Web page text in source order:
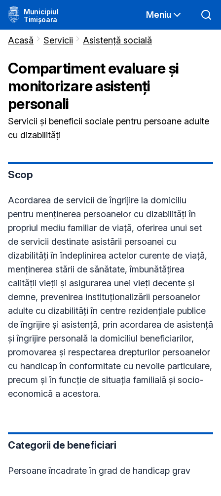
Municipiul
Timișoara
Meniu
Acasă Servicii Asistență socială
Compartiment evaluare și
monitorizare asistenți
personali
Servicii și beneficii sociale pentru persoane adulte
cu dizabilități
Scop
Acordarea de servicii de îngrijire la domiciliu
pentru menținerea persoanelor cu dizabilități în
propriul mediu familiar de viață, oferirea unui set
de servicii destinate asistării persoanei cu
dizabilități în îndeplinirea actelor curente de viață,
menținerea stării de sănătate, îmbunătățirea
calității vieții și asigurarea unei vieți decente și
demne, prevenirea instituţionalizării persoanelor
adulte cu dizabilități în centre rezidenţiale publice
de îngrijire şi asistenţă, prin acordarea de asistenţă
şi îngrijire personală la domiciliul beneficiarilor,
promovarea şi respectarea drepturilor persoanelor
cu handicap în conformitate cu nevoile particulare,
precum şi în funcţie de situaţia familială şi socio-
economică a acestora.
Categorii de beneficiari
Persoane încadrate în grad de handicap grav